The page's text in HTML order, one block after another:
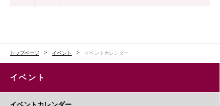
トップページ イベント イベントカレンダー
イベント